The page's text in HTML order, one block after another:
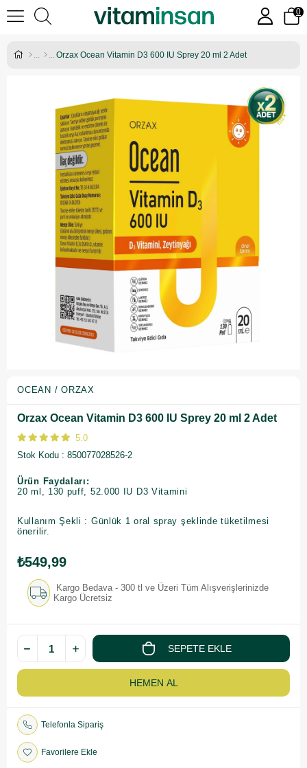
0
Orzax Ocean Vitamin D3 600 IU Sprey 20 ml 2 Adet
OCEAN / ORZAX
Orzax Ocean Vitamin D3 600 IU Sprey 20 ml 2 Adet
5.0
Stok Kodu
850077028526-2
Ürün Faydaları:
20 ml, 130 puff, 52.000 IU D3 Vitamini
Kullanım Şekli : Günlük 1 oral spray şeklinde tüketilmesi
önerilir.
₺549,99
Kargo Bedava - 300 tl ve Üzeri Tüm Alışverişlerinizde
Kargo Ücretsiz
Telefonla Sipariş
Favorilere Ekle